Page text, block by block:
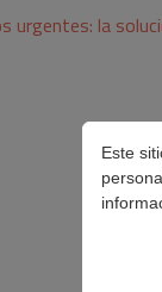
Este
urgentes: la